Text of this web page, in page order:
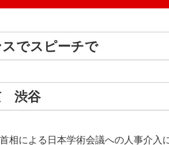
スでスピーチで
渋谷
相による日本学術会議への人事介入